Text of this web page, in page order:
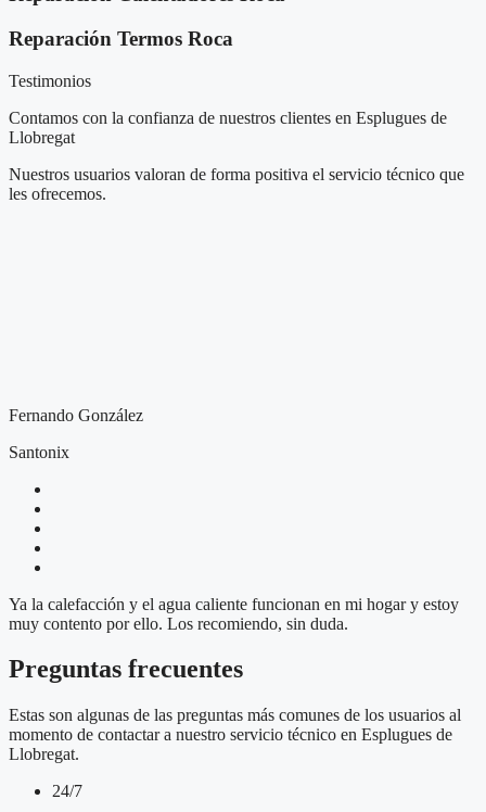
Reparación Termos Roca
Testimonios
Contamos con la confianza de nuestros clientes en Esplugues de
Llobregat
Nuestros usuarios valoran de forma positiva el servicio técnico que
les ofrecemos.
Fernando González
Santonix
Ya la calefacción y el agua caliente funcionan en mi hogar y estoy
muy contento por ello. Los recomiendo, sin duda.
Preguntas frecuentes
Estas son algunas de las preguntas más comunes de los usuarios al
momento de contactar a nuestro servicio técnico en Esplugues de
Llobregat.
24/7